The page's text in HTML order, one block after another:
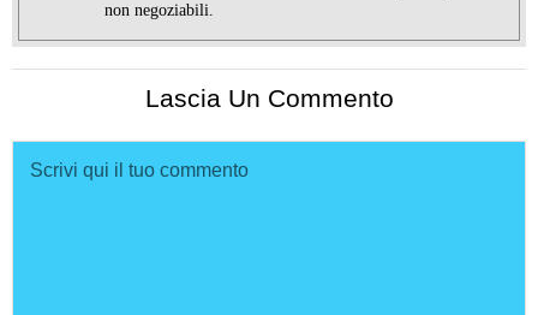
non negoziabili.
Lascia Un Commento